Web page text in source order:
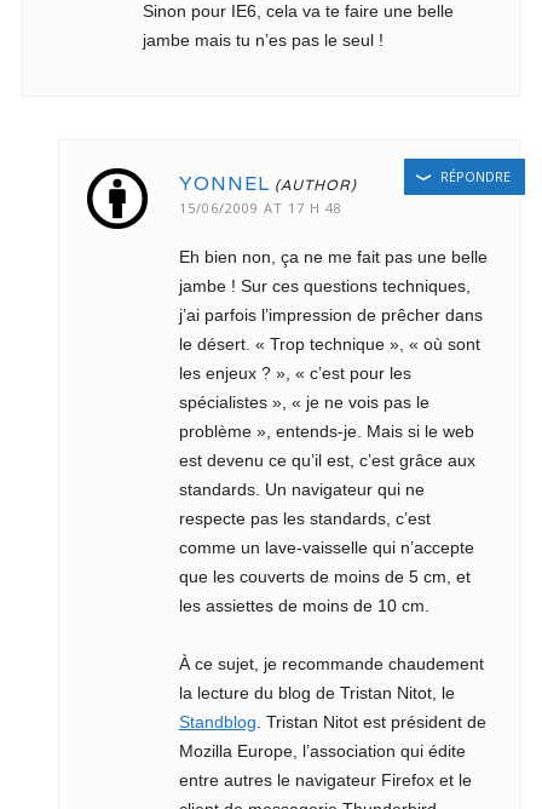
Sinon pour IE6, cela va te faire une belle
jambe mais tu n’es pas le seul !
YONNEL
15/06/2009 AT 17 H 48
Eh bien non, ça ne me fait pas une belle
jambe ! Sur ces questions techniques,
j’ai parfois l’impression de prêcher dans
le désert. « Trop technique », « où sont
les enjeux ? », « c’est pour les
spécialistes », « je ne vois pas le
problème », entends-je. Mais si le web
est devenu ce qu’il est, c’est grâce aux
standards. Un navigateur qui ne
respecte pas les standards, c’est
comme un lave-vaisselle qui n’accepte
que les couverts de moins de 5 cm, et
les assiettes de moins de 10 cm.
À ce sujet, je recommande chaudement
la lecture du blog de Tristan Nitot, le
Standblog . Tristan Nitot est président de
Mozilla Europe, l’association qui édite
entre autres le navigateur Firefox et le
RÉPONDRE